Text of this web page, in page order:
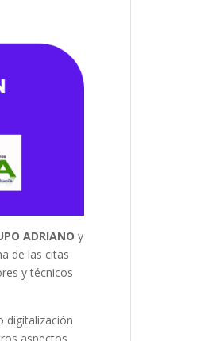
ADRIANO y
de las citas
y técnicos
digitalización
aspectos